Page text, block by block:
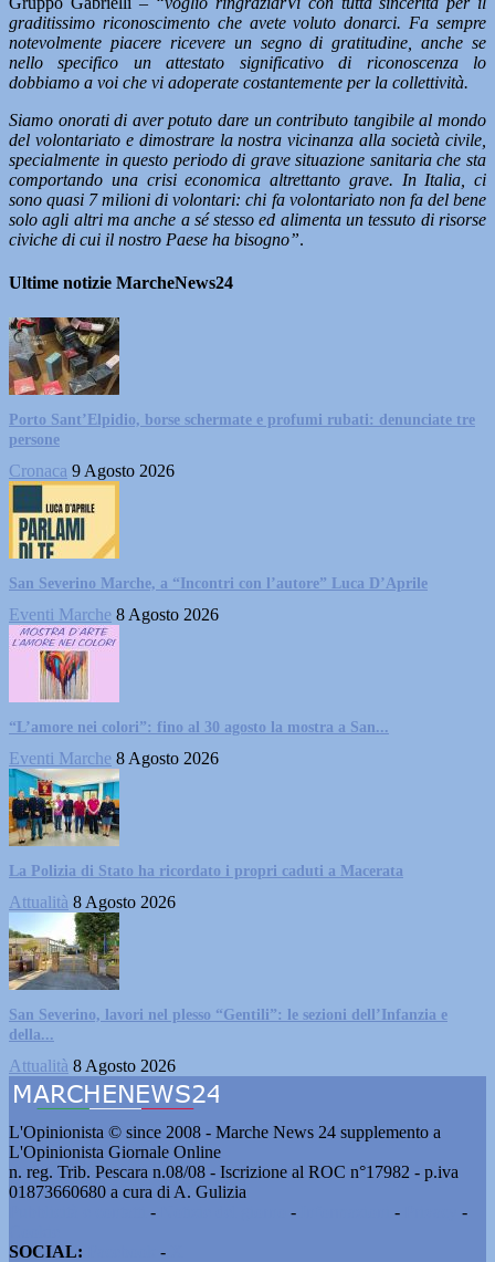
graditissimo riconoscimento che avete voluto donarci. Fa sempre
notevolmente piacere ricevere un segno di gratitudine, anche se
nello specifico un attestato significativo di riconoscenza lo
dobbiamo a voi che vi adoperate costantemente per la collettività.
Siamo onorati di aver potuto dare un contributo tangibile al mondo
del volontariato e dimostrare la nostra vicinanza alla società civile,
specialmente in questo periodo di grave situazione sanitaria che sta
comportando una crisi economica altrettanto grave. In Italia, ci
sono quasi 7 milioni di volontari: chi fa volontariato non fa del bene
solo agli altri ma anche a sé stesso ed alimenta un tessuto di risorse
civiche di cui il nostro Paese ha bisogno”.
Ultime notizie MarcheNews24
Porto Sant’Elpidio, borse schermate e profumi rubati: denunciate tre
persone
Cronaca 9 Agosto 2026
San Severino Marche, a “Incontri con l’autore” Luca D’Aprile
Eventi Marche 8 Agosto 2026
“L’amore nei colori”: fino al 30 agosto la mostra a San...
Eventi Marche 8 Agosto 2026
La Polizia di Stato ha ricordato i propri caduti a Macerata
Attualità 8 Agosto 2026
San Severino, lavori nel plesso “Gentili”: le sezioni dell’Infanzia e
della...
Attualità 8 Agosto 2026
L'Opinionista © since 2008 - Marche News 24 supplemento a
L'Opinionista Giornale Online
n. reg. Trib. Pescara n.08/08 - Iscrizione al ROC n°17982 - p.iva
01873660680 a cura di A. Gulizia
- - -
-
SOCIAL:
-